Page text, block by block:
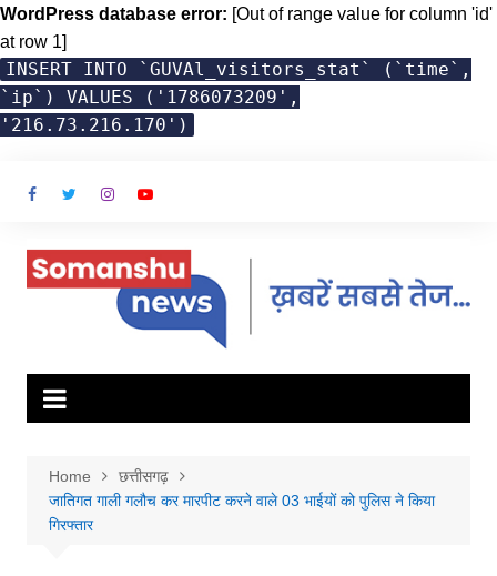
WordPress database error: [Out of range value for column 'id'
at row 1]
INSERT INTO `GUVAl_visitors_stat` (`time`,
`ip`) VALUES ('1786073209',
'216.73.216.170')
Home
छत्तीसगढ़
जातिगत गाली गलौच कर मारपीट करने वाले 03 भाईयों को पुलिस ने किया
गिरफ्तार